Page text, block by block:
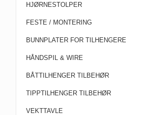
HJØRNESTOLPER
FESTE / MONTERING
BUNNPLATER FOR TILHENGERE
HÅNDSPIL & WIRE
BÅTTILHENGER TILBEHØR
TIPPTILHENGER TILBEHØR
VEKTTAVLE